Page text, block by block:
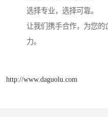
选择专业，选择可靠。
让我们携手合作，为您
力。
http://www.daguolu.com